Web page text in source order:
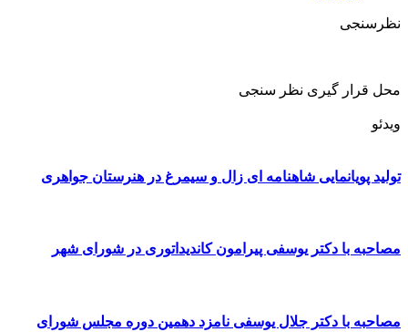
نظرسنجی
محل قرار گیری نظر سنجی
ویدئو
تولید پویانمایی شاهنامه ای زال و سیمرغ در هنرستان جواهری
مصاحبه با دکتر یوسفی پیرامون کاندیداتوری در شورای شهر
مصاحبه با دکتر جلال یوسفی نامزد دهمین دوره مجلس شورای